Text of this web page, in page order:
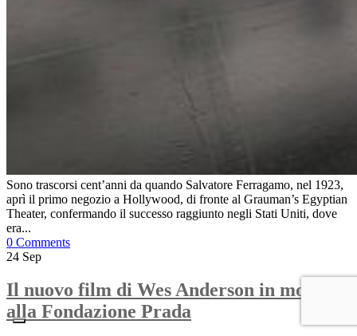
Sono trascorsi cent’anni da quando Salvatore Ferragamo, nel 1923,
aprì il primo negozio a Hollywood, di fronte al Grauman’s Egyptian
Theater, confermando il successo raggiunto negli Stati Uniti, dove
era...
0 Comments
24 Sep
Il nuovo film di Wes Anderson in mostra
alla Fondazione Prada